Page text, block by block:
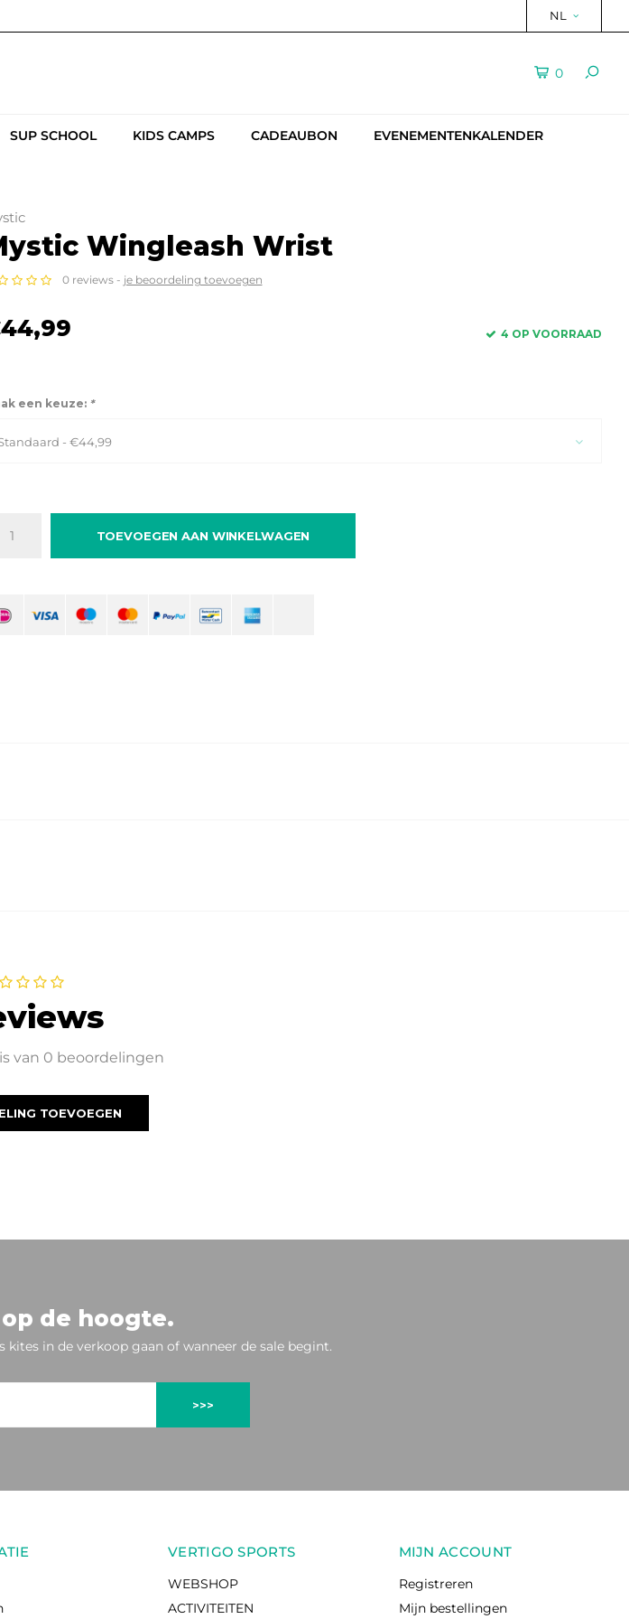
NL
0
SUP SCHOOL KIDS CAMPS CADEAUBON EVENEMENTENKALENDER
Wingleash Wrist
0 reviews - je beoordeling toevoegen
4 OP VOORRAAD
een keuze: *
- €44,99
TOEVOEGEN AAN WINKELWAGEN
van 0 beoordelingen
TOEVOEGEN
de hoogte.
in de verkoop gaan of wanneer de sale begint.
>>>
VERTIGO SPORTS
WEBSHOP
ACTIVITEITEN
MIJN ACCOUNT
Registreren
Mijn bestellingen